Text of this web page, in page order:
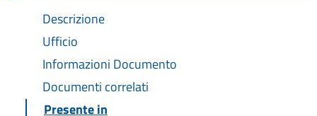
Descrizione
Ufficio
Informazioni Documento
Documenti correlati
Presente in